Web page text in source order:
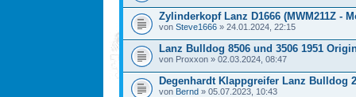
Zylinderkopf Lanz D1666 (MWM211Z -
von Steve1666 » 24.01.2024, 22:15
Lanz Bulldog 8506 und 3506 1951
von Proxxon » 02.03.2024, 08:47
Degenhardt Klappgreifer Lanz Bulldog
von Bernd » 05.07.2023, 10:43